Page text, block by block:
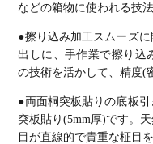
などの箱物に使われる技法
●擦り込み加工 スムーズ
出しに、手作業で擦り込
の技術を活かして、精度(
●両面桐突板貼りの底板
突板貼り(5mm厚)です。
目が直線的で貴重な柾目